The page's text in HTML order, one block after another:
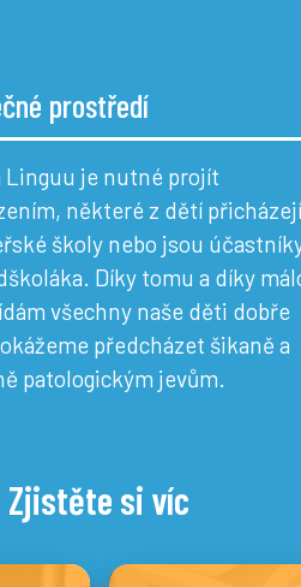
prostředí
Linguu je nutné projít
některé z dětí přicházejí
školy nebo jsou
Díky tomu a díky
všechny naše děti dobře
předcházet šikaně a
patologickým jevům.
Zjistěte si víc